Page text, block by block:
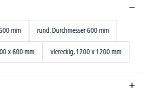
mm rund, Durchmesser 600 mm
x 600 mm viereckig, 1200 x 1200 mm